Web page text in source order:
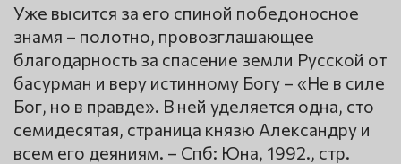
Уже высится за его спиной победоносное
знамя – полотно, провозглашающее
благодарность за спасение земли Русской от
басурман и веру истинному Богу – «Не в силе
Бог, но в правде». В ней уделяется одна, сто
семидесятая, страница князю Александру и
всем его деяниям. – Спб: Юна, 1992., стр.